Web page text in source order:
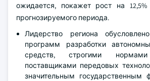
ожидается, покажет рост на 12,5%
прогнозируемого периода.
Лидерство региона
программ разработки
средств, строгими нормами
поставщиками передовых
значительным государственным